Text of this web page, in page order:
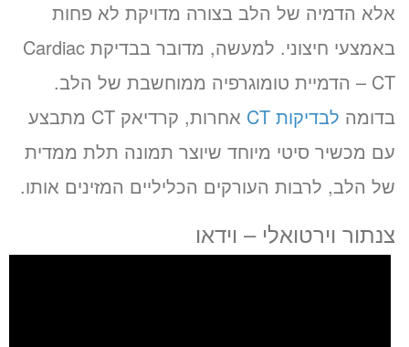
אלא הדמיה של הלב בצורה מדויקת לא פחות
באמצעי חיצוני. למעשה, מדובר בבדיקת Cardiac
CT – הדמיית טומוגרפיה ממוחשבת של הלב.
בדומה לבדיקות CT
אחרות, קרדיאק CT מתבצע
עם מכשיר סיטי מיוחד שיוצר תמונה תלת ממדית
של הלב, לרבות העורקים הכליליים המזינים אותו.
צנתור וירטואלי – וידאו